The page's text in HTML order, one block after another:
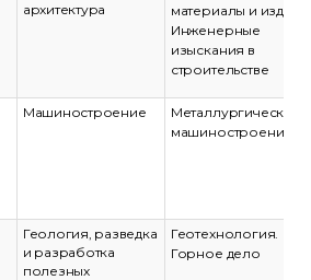
архитектура
материалы и
Инженерные
изыскания в
строительстве
Машиностроение
Металлургическое
машиностроение
Геология, разведка
и разработка
полезных
Геотехнология.
Горное дело